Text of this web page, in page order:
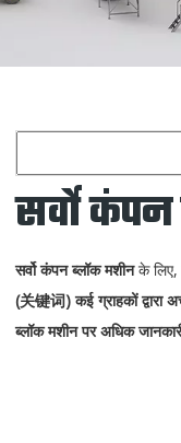
सर्वो
सर्वो कंपन ब्लॉक मशीनके लिए,
(关键词)कई ग्राहकों
ब्लॉक मशीनपर अधिक